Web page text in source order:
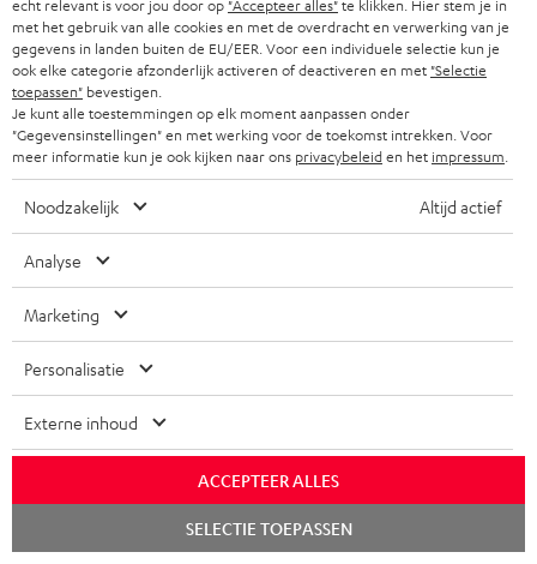
High Speed HDMI®-kabel
met Ethernet
Highspeed HDMI kabel
ondersteunt actuele
standaards zoals 4K 50/60p en
€ 16,99
Universele wandbeugel AC
3500 SM (Stk.)
luidsprekers
Inhoud levering
echt relevant is voor jou door op "Accepteer alles"te klikken. Hier stem je in
met het gebruik van alle cookies en met de overdracht en verwerking van je
gegevens in landen buiten de EU/EER. Voor een individuele selectie kun je
ook elke categorie afzonderlijk activeren of deactiveren en met "Selectie
toepassen" bevestigen.
Je kunt alle toestemmingen op elk moment aanpassen onder
"Gegevensinstellingen" en met werking voor de toekomst intrekken. Voor
meer informatie kun je ook kijken naar ons privacybeleiden het impressum
Noodzakelijk Altijd actief
Analyse
Marketing
Personalisatie
Externe inhoud
ACCEPTEER ALLES
SELECTIE TOEPASSEN